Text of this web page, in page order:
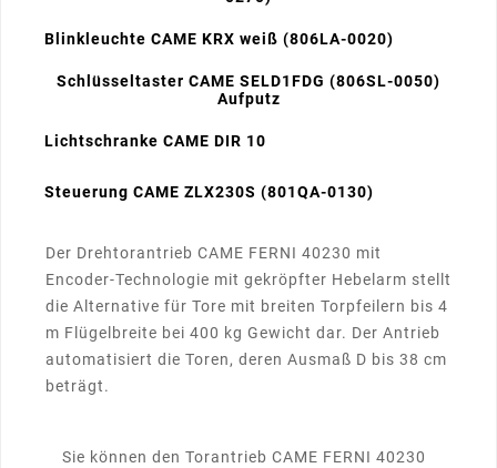
Blinkleuchte CAME KRX weiß (806LA-0020)
Schlüsseltaster CAME SELD1FDG (806SL-0050)
Aufputz
Lichtschranke CAME DIR 10
Steuerung CAME ZLX230S (801QA-0130)
Der Drehtorantrieb CAME FERNI 40230 mit
Encoder-Technologie mit gekröpfter Hebelarm stellt
die Alternative für Tore mit breiten Torpfeilern bis 4
m Flügelbreite bei 400 kg Gewicht dar. Der Antrieb
automatisiert die Toren, deren Ausmaß D bis 38 cm
beträgt.
Sie können den Torantrieb CAME FERNI 40230